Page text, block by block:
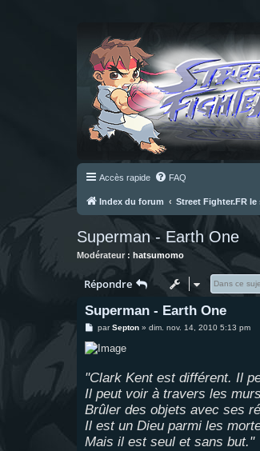
Accès rapide FAQ
Index du forum Street Fighter.FR le
Superman - Earth One
Modérateur : hatsumomo
Répondre
Superman - Earth One
M
s
s
g
e
parSepton» dim. nov. 14, 2010 5:13 pm
"Clark Kent est différent. Il
Il peut voir à travers les
Brûler des objets avec ses
Il est un Dieu parmi les
Mais il est seul et sans but."